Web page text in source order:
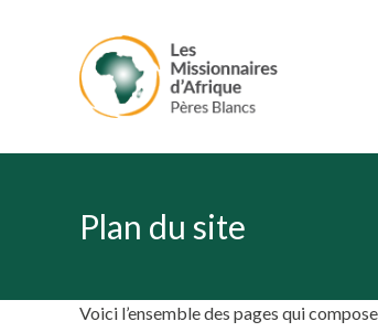
Plan du site
Voici l’ensemble des pages qui